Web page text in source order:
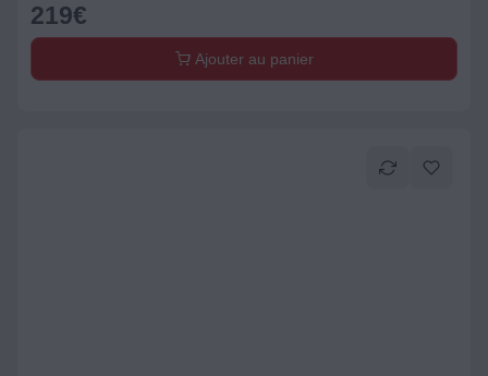
219€
Ajouter au panier